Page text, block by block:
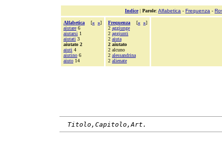
Indice| Parole: Alfabetica - Frequenza -
Alfabetica [« »]
aiutare 6
aiutarsi 1
aiutati 3
aiutato 2
aiuti 4
aiutino 6
aiuto 14
Frequenza [« »]
2 aggiunge
2 aggiunti
2 aiuta
2 aiutato
2 alcuno
2 alessandrina
2 alienate
Titolo,Capitolo,Art.